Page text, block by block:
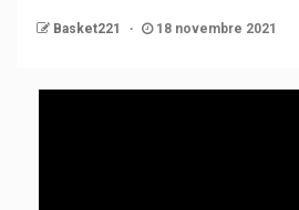
Basket221 18 novembre 2021